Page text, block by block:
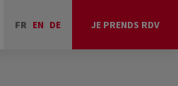
FR EN DE JE PRENDS RDV